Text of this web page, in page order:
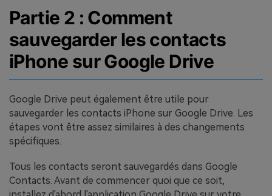
Partie 2 : Comment
sauvegarder les contacts
iPhone sur Google Drive
Google Drive peut également être utile pour
sauvegarder les contacts iPhone sur Google Drive. Les
étapes vont être assez similaires à des changements
spécifiques.
Tous les contacts seront sauvegardés dans Google
Contacts. Avant de commencer quoi que ce soit,